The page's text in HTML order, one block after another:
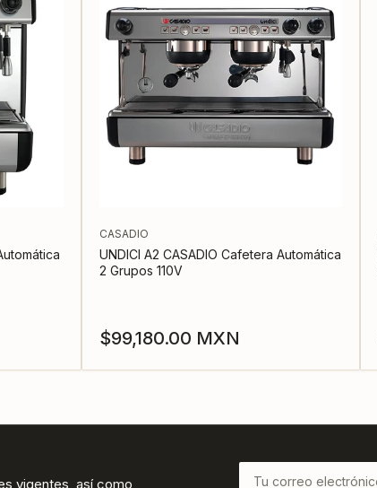
CASADIO
UNDICI A2 CASADIO Cafetera Automática
2 Grupos 110V
Precio
regular
$99,180.00 MXN
vigentes, así como
Tu